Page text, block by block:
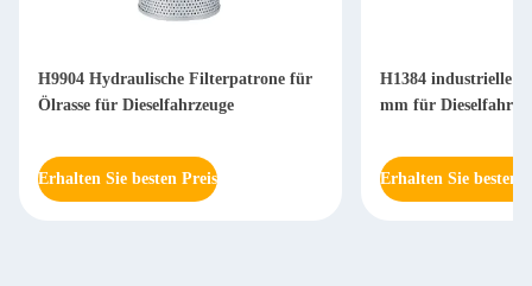
H9904 Hydraulische Filterpatrone für
Ölrasse für Dieselfahrzeuge
Erhalten Sie besten Preis
H1384 industrielle
mm für
Erhalten Sie besten